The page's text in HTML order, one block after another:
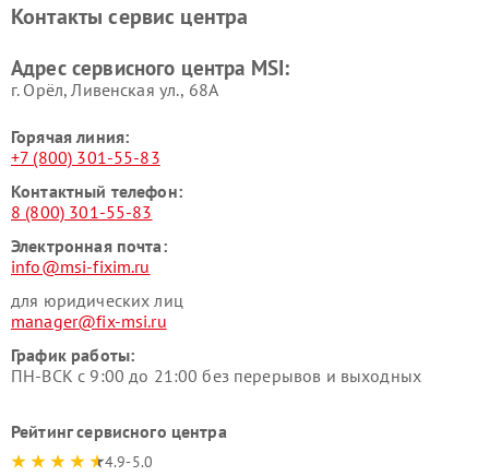
Контакты сервис центра
Адрес сервисного центра MSI:
г. Орёл, Ливенская ул., 68А
Горячая линия:
+7 (800) 301-55-83
Контактный телефон:
8 (800) 301-55-83
Электронная почта:
info@msi-fixim.ru
для юридических лиц
manager@fix-msi.ru
График работы:
ПН-ВСК с 9:00 до 21:00 без перерывов и выходных
Рейтинг сервисного центра
4.9-5.0